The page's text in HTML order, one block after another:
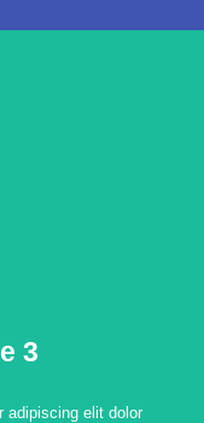
3
adipiscing elit dolor